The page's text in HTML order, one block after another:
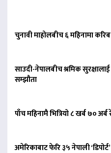
चुनावी माहोलबीच ६ महिनामा
साउदी-नेपालबीच श्रमिक
सम्झौता
पाँच महिनामै भित्रियो ८ खर्ब ७० अर्ब
अमेरिकाबाट फेरि ३५ नेपाली ‘डिपोर्ट’